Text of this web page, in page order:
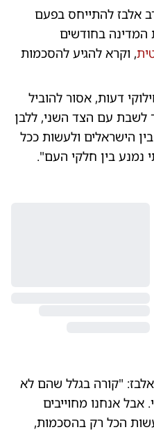
אלבז להתייחס בפעם
בחודשים
, וקרא להגיע להסכמות
דעות, אסור להוביל
לשבת עם הצד השני, ללבן
הישראלים ולעשות ככל
נמנע בין חלקי העם".
אלבז: "קורה בגלל שהם לא
אבל אנחנו מחוייבים
הכל רק בהסכמות,